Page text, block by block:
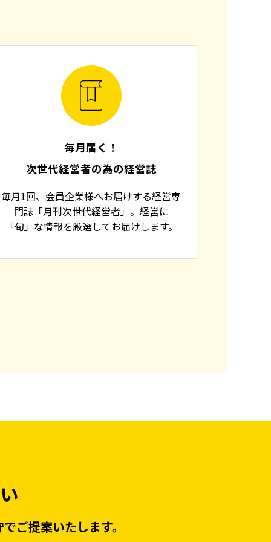
毎月届く！
次世代経営者の為の経営誌
毎月1回、会員企業様へお届けする経営専
門誌「月刊次世代経営者」。経営に
「旬」な情報を厳選してお届けします。
ご提案いたします。